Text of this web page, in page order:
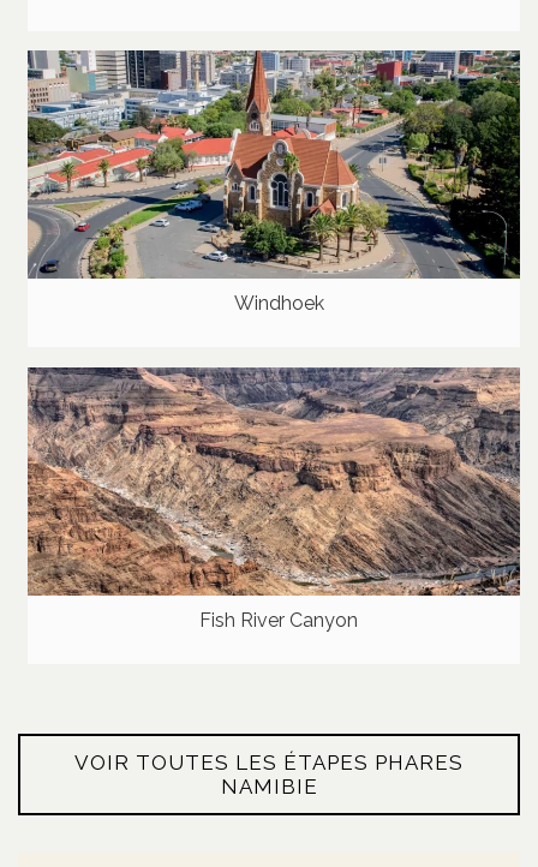
Windhoek
Fish River Canyon
VOIR TOUTES LES ÉTAPES PHARES
NAMIBIE